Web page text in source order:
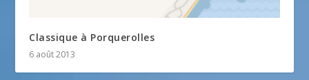
Classique à Porquerolles
6 août 2013